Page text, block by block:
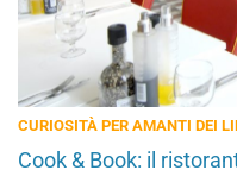
CURIOSITÀ PER AMANTI DEI
Cook & Book: il